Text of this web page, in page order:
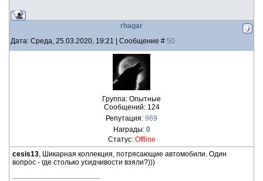
rhagar
Дата: Среда, 25.03.2020, 19:21 | Сообщение # 50
Группа: Опытные
Сообщений: 124
Репутация: 969
Награды: 0
Статус: Offline
cesis13, Шикарная коллекция, потрясающие автомобили. Один
вопрос - где столько усидчивости взяли?)))